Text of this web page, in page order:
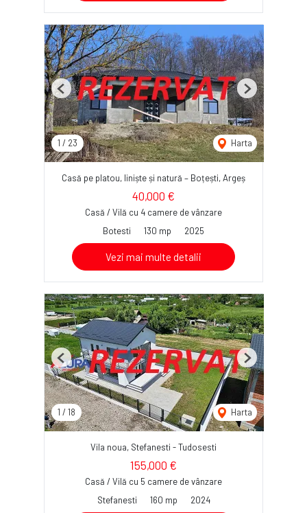
1 / 23 Harta
Previous Next
Casă pe platou, liniște și natură – Boțești, Argeș
40,000 €
Casă / Vilă cu 4 camere de vânzare
Botesti
130 mp 2025
Vezi mai multe detalii
1 / 18 Harta
Previous Next
Vila noua, Stefanesti - Tudosesti
155,000 €
Casă / Vilă cu 5 camere de vânzare
Stefanesti
160 mp 2024